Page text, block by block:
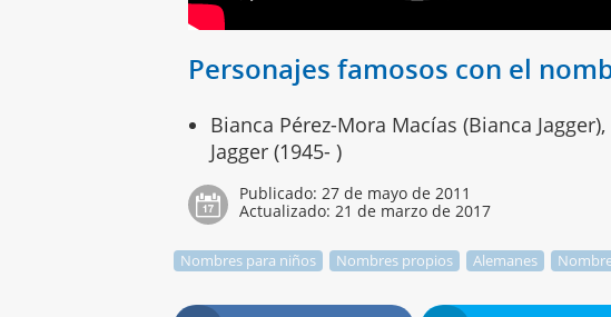
Personajes famosos con el
Bianca Pérez-Mora Macías (Bianca
Jagger (1945- )
Publicado: 27 de mayo de 2011
Actualizado: 21 de marzo de 2017
Nombres para niños Nombres propios Alemanes